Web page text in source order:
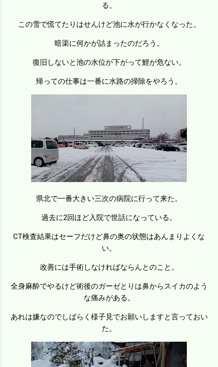
る。
この雪で慌てたりはせんけど池に水が行かなくなった。
暗渠に何かが詰まったのだろう。
復旧しないと池の水位が下がって鯉が危ない。
帰っての仕事は一番に水路の掃除をやろう。
県北で一番大きい三次の病院に行って来た。
過去に2回ほど入院で世話になっている。
CT検査結果はセーフだけど鼻の奥の状態はあんまりよくな
い。
改善には手術しなければならんとのこと。
全身麻酔でやるけど術後のガーゼとりは鼻からスイカのよう
な痛みがある。
あれは嫌なのでしばらく様子見でお願いしますと言っておい
た。